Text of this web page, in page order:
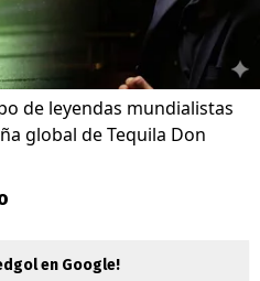
de leyendas mundialistas
global de Tequila Don
en Google!